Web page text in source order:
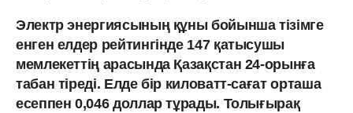
Электр энергиясының құны бойынша тізімге
енген елдер рейтингінде 147 қатысушы
мемлекеттің арасында Қазақстан 24-орынға
табан тіреді. Елде бір киловатт-сағат орташа
есеппен 0,046 доллар тұрады. Толығырақ